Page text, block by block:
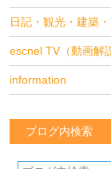
日記・観光・建築
escnel TV（動画解
information
ブログ内検索